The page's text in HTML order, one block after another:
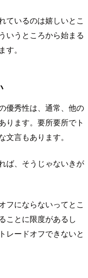
ているのは嬉しいとこ
いうところから始まる
。
優秀性は、通常、他の
ります。要所要所でト
言もあります。
ば、そうじゃないきが
フにならないってとこ
ことに限度があるし
レードオフできないと